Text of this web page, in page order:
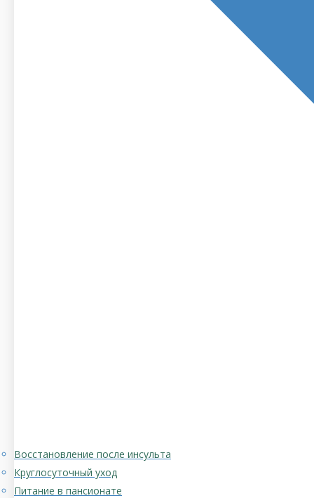
Восстановление после инсульта
Круглосуточный уход
Питание в пансионате